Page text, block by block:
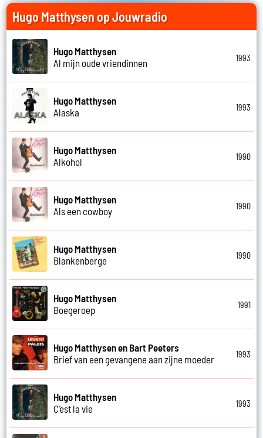
Hugo Matthysen op Jouwradio
Hugo Matthysen
Al mijn oude vriendinnen
1993
Hugo Matthysen
Alaska
1993
Hugo Matthysen
Alkohol
1990
Hugo Matthysen
Als een cowboy
1990
Hugo Matthysen
Blankenberge
1990
Hugo Matthysen
Boegeroep
1991
Hugo Matthysen en Bart Peeters
Brief van een gevangene aan zijne moeder
1993
Hugo Matthysen
C'est la vie
1993